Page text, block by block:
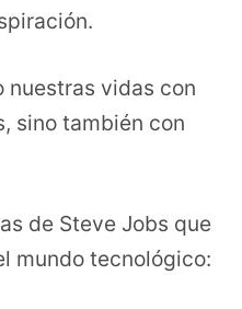
nuestras vidas con
sino también con
de Steve Jobs que
mundo tecnológico: